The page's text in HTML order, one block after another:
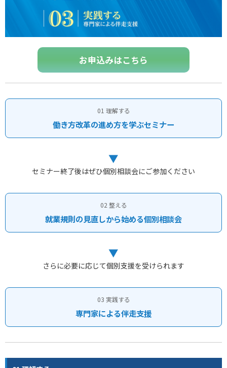
お申込みはこちら
01 理解する
働き方改革の進め方を学ぶセミナー
▼
セミナー終了後はぜひ個別相談会にご参加ください
02 整える
就業規則の見直しから始める個別相談会
▼
さらに必要に応じて個別支援を受けられます
03 実践する
専門家による伴走支援